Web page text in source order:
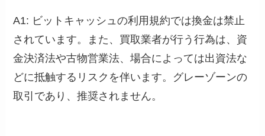
A1: ビットキャッシュの利用規約では換金は禁止
されています。また、買取業者が行う行為は、資
金決済法や古物営業法、場合によっては出資法な
どに抵触するリスクを伴います。グレーゾーンの
取引であり、推奨されません。